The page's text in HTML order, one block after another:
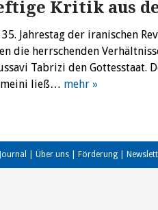
Kritik aus
35. Jahrestag der iranischen
die herrschenden
Tabrizi den Gottesstaat.
ließ… mehr »
| Über uns Förderung